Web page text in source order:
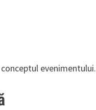
evenimentului.